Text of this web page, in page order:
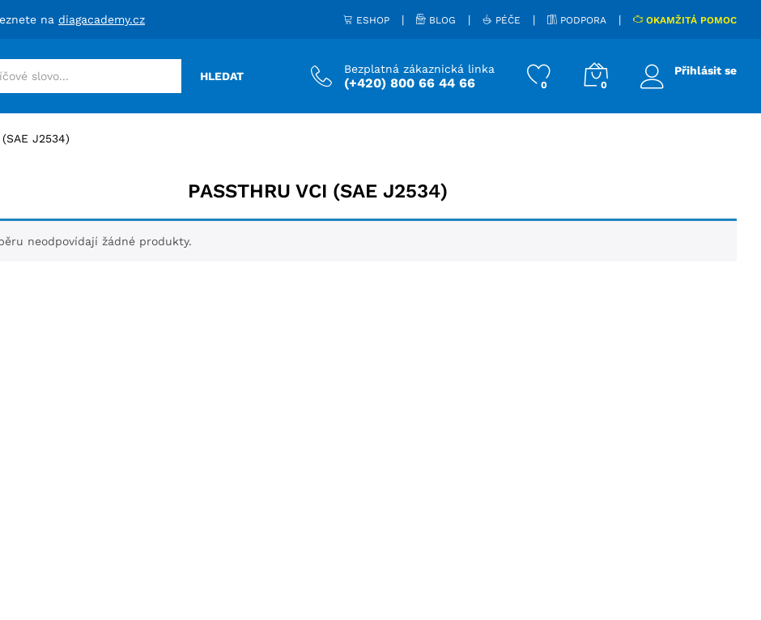
na diagacademy.cz ESHOP | BLOG | PÉČE | PODPORA | OKAMŽITÁ POMOC
HLEDAT
Bezplatná zákaznická linka
(+420) 800 66 44 66 0 0
Přihlásit se
J2534)
PASSTHRU VCI (SAE J2534)
neodpovídají žádné produkty.